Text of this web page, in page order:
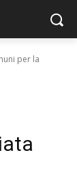
per la